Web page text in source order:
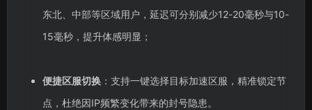
东北、中部等区域用户，延迟可分别减少12-20毫秒与10-
15毫秒，提升体感明显；
便捷区服切换：支持一键选择目标加速区服，精准锁定节
点，杜绝因IP频繁变化带来的封号隐患。